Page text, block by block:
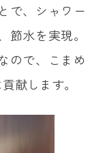
で、シャワー
水を実現。
ので、こまめ
献します。